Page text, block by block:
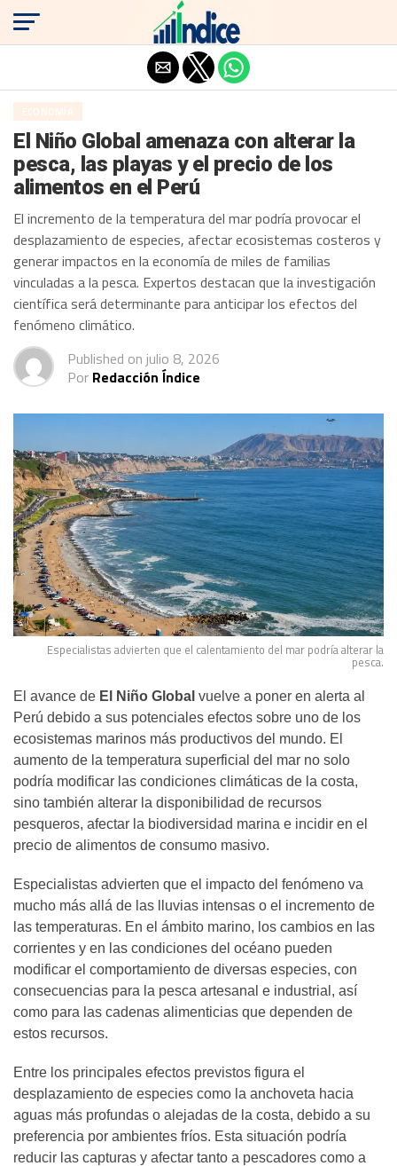
ECONOMÍA
El Niño Global amenaza con alterar la
pesca, las playas y el precio de los
alimentos en el Perú
El incremento de la temperatura del mar podría provocar el
desplazamiento de especies, afectar ecosistemas costeros y
generar impactos en la economía de miles de familias
vinculadas a la pesca. Expertos destacan que la investigación
científica será determinante para anticipar los efectos del
fenómeno climático.
Published on julio 8, 2026
Por Redacción Índice
Especialistas advierten que el calentamiento del mar podría alterar la
pesca.
El avance de El Niño Global vuelve a poner en alerta al
Perú debido a sus potenciales efectos sobre uno de los
ecosistemas marinos más productivos del mundo. El
aumento de la temperatura superficial del mar no solo
podría modificar las condiciones climáticas de la costa,
sino también alterar la disponibilidad de recursos
pesqueros, afectar la biodiversidad marina e incidir en el
precio de alimentos de consumo masivo.
Especialistas advierten que el impacto del fenómeno va
mucho más allá de las lluvias intensas o el incremento de
las temperaturas. En el ámbito marino, los cambios en las
corrientes y en las condiciones del océano pueden
modificar el comportamiento de diversas especies, con
consecuencias para la pesca artesanal e industrial, así
como para las cadenas alimenticias que dependen de
estos recursos.
Entre los principales efectos previstos figura el
desplazamiento de especies como la anchoveta hacia
aguas más profundas o alejadas de la costa, debido a su
preferencia por ambientes fríos. Esta situación podría
reducir las capturas y afectar tanto a pescadores como a
Salir de la versión móvil